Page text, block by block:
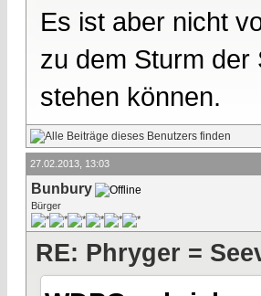
Es ist aber nicht
zu dem Sturm
stehen können.
27.02.2013, 13:03
Bunbury
Bürger
RE: Phryger =